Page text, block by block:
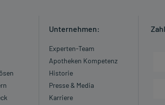
Unternehmen:
Experten-Team
Apotheken Kompetenz
Historie
Presse & Media
Karriere